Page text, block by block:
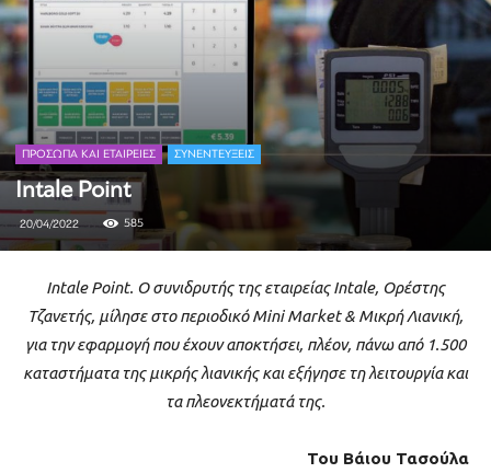
ΠΡΟΣΩΠΑ ΚΑΙ ΕΤΑΙΡΕΙΕΣ ΣΥΝΕΝΤΕΎΞΕΙΣ
Intale Point
20/04/2022 585
Intale Point. Ο συνιδρυτής της εταιρείας Intale, Ορέστης
Τζανετής, μίλησε στο περιοδικό Mini Market & Μικρή Λιανική,
για την εφαρμογή που έχουν αποκτήσει, πλέον, πάνω από 1.500
καταστήματα της μικρής λιανικής και εξήγησε τη λειτουργία και
τα πλεονεκτήματά της.
Του Βάιου Τασούλα